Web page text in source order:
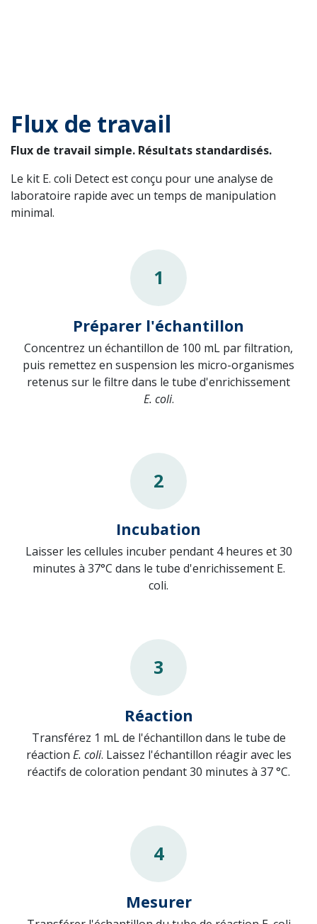
Flux de travail
Flux de travail simple. Résultats standardisés.
Le kit E. coli Detect est conçu pour une analyse de
laboratoire rapide avec un temps de manipulation
minimal.
1
Préparer l'échantillon
Concentrez un échantillon de 100 mL par filtration,
puis remettez en suspension les micro-organismes
retenus sur le filtre dans le tube d'enrichissement
E. coli.
2
Incubation
Laisser les cellules incuber pendant 4 heures et 30
minutes à 37°C dans le tube d'enrichissement E.
coli.
3
Réaction
Transférez 1 mL de l'échantillon dans le tube de
réaction E. coli. Laissez l'échantillon réagir avec les
réactifs de coloration pendant 30 minutes à 37 °C.
4
Mesurer